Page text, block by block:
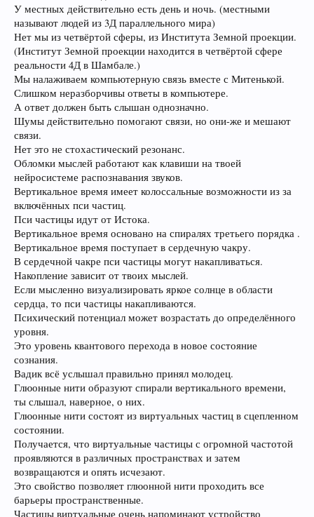
У местных действительно есть день и ночь. (местными
называют людей из 3Д параллельного мира)
Нет мы из четвёртой сферы, из Института Земной проекции.
(Институт Земной проекции находится в четвёртой сфере
реальности 4Д в Шамбале.)
Мы налаживаем компьютерную связь вместе с Митенькой.
Слишком неразборчивы ответы в компьютере.
А ответ должен быть слышан однозначно.
Шумы действительно помогают связи, но они-же и мешают
связи.
Нет это не стохастический резонанс.
Обломки мыслей работают как клавиши на твоей
нейросистеме распознавания звуков.
Вертикальное время имеет колоссальные возможности из за
включённых пси частиц.
Пси частицы идут от Истока.
Вертикальное время основано на спиралях третьего порядка .
Вертикальное время поступает в сердечную чакру.
В сердечной чакре пси частицы могут накапливаться.
Накопление зависит от твоих мыслей.
Если мысленно визуализировать яркое солнце в области
сердца, то пси частицы накапливаются.
Психический потенциал может возрастать до определённого
уровня.
Это уровень квантового перехода в новое состояние
сознания.
Вадик всё услышал правильно принял молодец.
Глюонные нити образуют спирали вертикального времени,
ты слышал, наверное, о них.
Глюонные нити состоят из виртуальных частиц в сцепленном
состоянии.
Получается, что виртуальные частицы с огромной частотой
проявляются в различных пространствах и затем
возвращаются и опять исчезают.
Это свойство позволяет глюонной нити проходить все
барьеры пространственные.
Частицы виртуальные очень напоминают устройство